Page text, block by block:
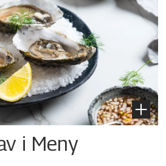
i Meny